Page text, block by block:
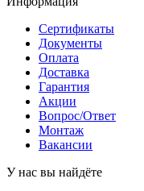
Сертификаты
Документы
Оплата
Доставка
Гарантия
Акции
Вопрос/Ответ
Монтаж
Вакансии
У нас вы найдёте